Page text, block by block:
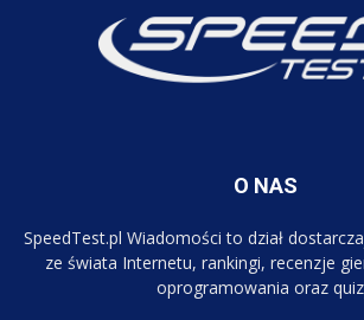
O NAS
SpeedTest.pl Wiadomości to dział
ze świata Internetu, rankingi, recenzje
oprogramowania oraz